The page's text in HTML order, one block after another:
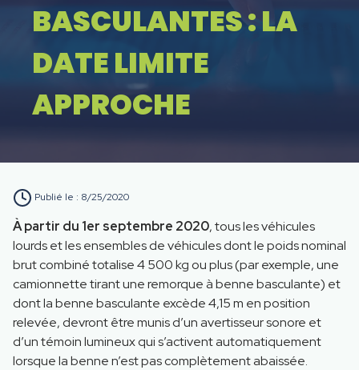
BASCULANTES : LA
DATE LIMITE
APPROCHE
Publié le : 8/25/2020
À partir du 1er septembre 2020, tous les véhicules
lourds et les ensembles de véhicules dont le poids nominal
brut combiné totalise 4 500 kg ou plus (par exemple, une
camionnette tirant une remorque à benne basculante) et
dont la benne basculante excède 4,15 m en position
relevée, devront être munis d’un avertisseur sonore et
d’un témoin lumineux qui s’activent automatiquement
lorsque la benne n’est pas complètement abaissée.